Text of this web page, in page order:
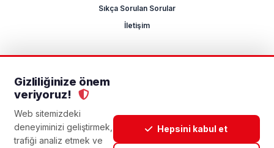
Gizliliğinize önem
veriyoruz!
Web sitemizdeki
deneyiminizi geliştirmek,
trafiği analiz etmek ve
Hepsini kabul et
Sıkça Sorulan Sorular
İletişim
KVKKGizlilik Politikası